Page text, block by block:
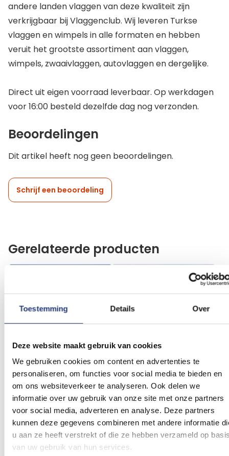
Toestemming Details Over
Deze website maakt gebruik van cookies
We gebruiken cookies om content en advertenties te
personaliseren, om functies voor social media te bieden en
om ons websiteverkeer te analyseren. Ook delen we
informatie over uw gebruik van onze site met onze partners
voor social media, adverteren en analyse. Deze partners
kunnen deze gegevens combineren met andere informatie
u aan ze heeft verstrekt of die ze hebben verzameld op
van uw gebruik van hun services.
andere landen vlaggen van deze kwaliteit zijn
verkrijgbaar bij Vlaggenclub. Wij leveren Turkse
vlaggen en wimpels in alle formaten en hebben
veruit het grootste assortiment aan vlaggen,
wimpels, zwaaivlaggen, autovlaggen en dergelijke.
Direct uit eigen voorraad leverbaar. Op werkdagen
voor 16:00 besteld dezelfde dag nog verzonden.
Beoordelingen
Dit artikel heeft nog geen beoordelingen.
Schrijf een beoordeling
Gerelateerde producten
aan
verlanglijst
30x45cm
Vlag Turkije 30x45cm
Waardering:
100
% of100
(1)
7,40
Excl. BTW
Voor 16:00 besteld, dezelfde
dag verzonden
In winkelmand
Voeg
toe
aan
50x75cm
Vlag Turkije 50x75cm
13,18
Excl. BTW
Voor 16:00 besteld, dezelfde
dag verzonden